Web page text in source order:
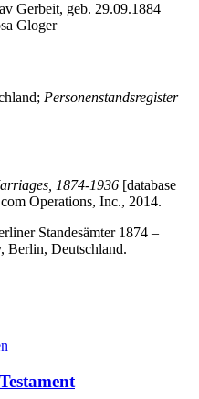
Gerbeit, geb. 29.09.1884
Gloger
Personenstandsregister
1874-1936 [database
Operations, Inc., 2014.
Standesämter 1874 –
Berlin, Deutschland.